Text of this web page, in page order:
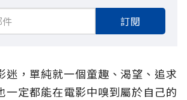
訂閱
迷，單純就一個童趣、渴望、追求
一定都能在電影中嗅到屬於自己的